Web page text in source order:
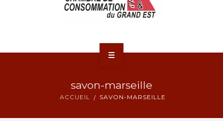
savon-marseille
ACCUEIL SAVON-MARSEILLE